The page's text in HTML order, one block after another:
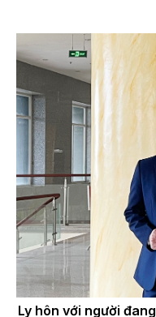
Đất đai năm 2024 quy
được ban hành, Ủy ban
trì phối hợp với Ủy ban
đơn vị, tổ chức thực hiện
cư và các cơ quan có
trong khu vực thu hồi để
dung sau đây
Ly hôn với người